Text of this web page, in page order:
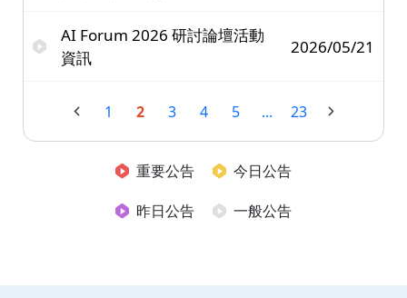
AI Forum 2026 研討論壇活動
資訊
2026/05/21
1 2 3 4 5 ... 23
重要公告
今日公告
昨日公告
一般公告